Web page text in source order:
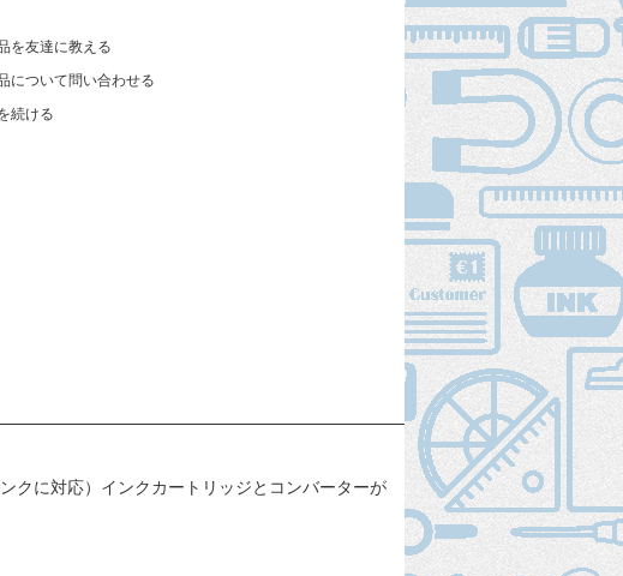
を友達に教える
について問い合わせる
続ける
クに対応）インクカートリッジとコンバーターが